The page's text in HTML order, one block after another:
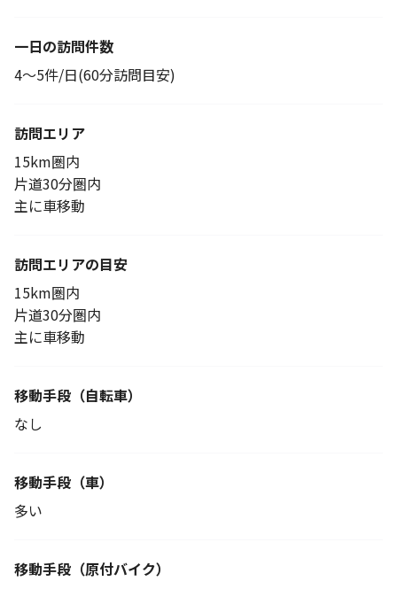
一日の訪問件数
4～5件/日(60分訪問目安)
訪問エリア
15km圏内
片道30分圏内
主に車移動
訪問エリアの目安
15km圏内
片道30分圏内
主に車移動
移動手段 （自転車）
なし
移動手段（車）
多い
移動手段 （原付バイク）